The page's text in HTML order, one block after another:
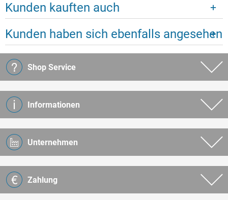
Kunden kauften auch
Kunden haben sich ebenfalls angesehen
Shop Service
Informationen
Unternehmen
Zahlung